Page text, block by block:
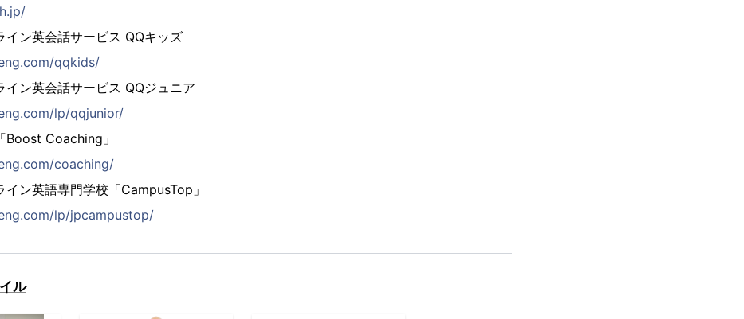
イン英会話サービス QQキッズ
qqkids/
イン英会話サービス QQジュニア
lp/qqjunior/
Boost Coaching」
coaching/
ン英語専門学校「CampusTop」
lp/jpcampustop/
ル